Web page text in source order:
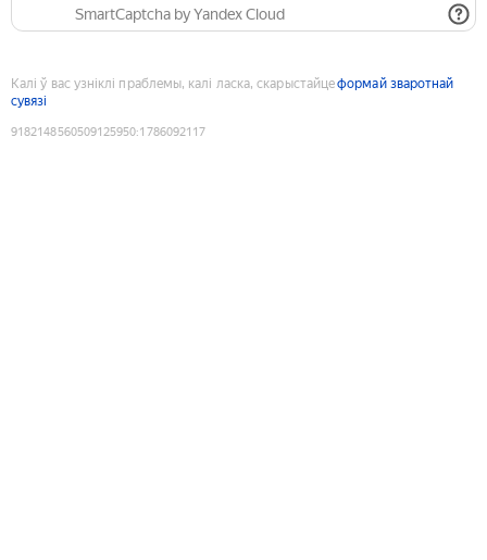
SmartCaptcha by Yandex Cloud
Калі ў вас узніклі праблемы, калі ласка, скарыстайцеформай зваротнай
сувязі
9182148560509125950:1786092117